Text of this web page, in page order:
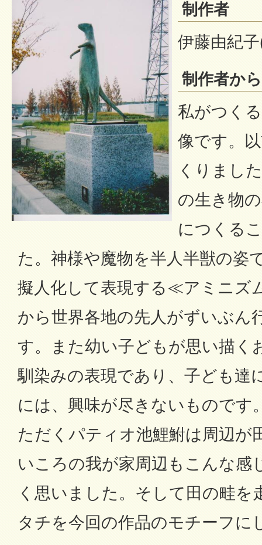
制作者
伊藤由紀
制作者か
私がつく
像です。
くりまし
の生き物
につくる
た。神様や魔物を半人半獣の姿
擬人化して表現する≪アミニズ
から世界各地の先人がずいぶん
す。また幼い子どもが思い描く
馴染みの表現であり、子ども達
には、興味が尽きないものです
ただくパティオ池鯉鮒は周辺が
いころの我が家周辺もこんな感
く思いました。そして田の畦を
タチを今回の作品のモチーフに